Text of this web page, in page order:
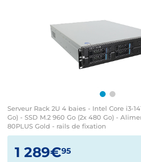
Serveur Rack 2U 4 baies - Intel Core i3-
Go) - SSD M.2 960 Go (2x 480 Go) -
80PLUS Gold - rails de fixation
1 289€95